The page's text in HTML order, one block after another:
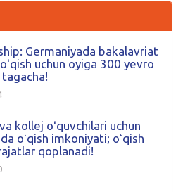
Germaniyada bakalavriat
uchun oyiga 300 yevro
kollej oʻquvchilari uchun
oʻqish imkoniyati; oʻqish
qoplanadi!